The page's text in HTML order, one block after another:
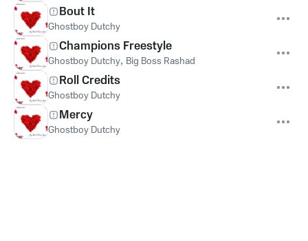
Bout It
Ghostboy Dutchy
Champions Freestyle
Ghostboy Dutchy, Big Boss Rashad
Roll Credits
Ghostboy Dutchy
Mercy
Ghostboy Dutchy